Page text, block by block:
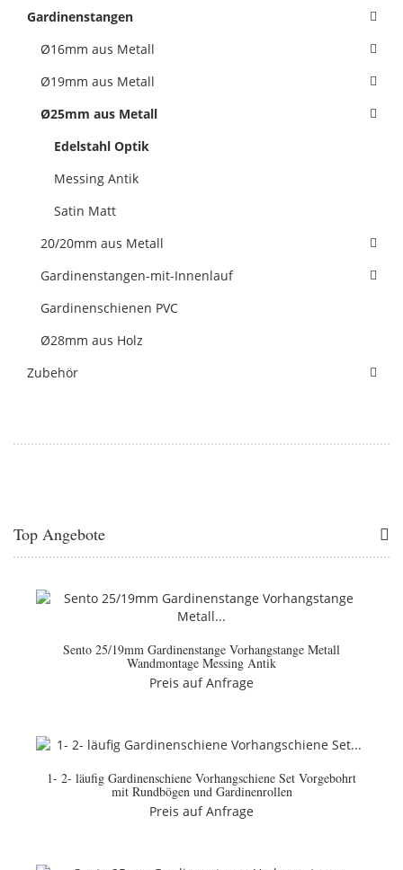
Gardinenstangen
Ø16mm aus Metall
Ø19mm aus Metall
Ø25mm aus Metall
Edelstahl Optik
Messing Antik
Satin Matt
20/20mm aus Metall
Gardinenstangen-mit-Innenlauf
Gardinenschienen PVC
Ø28mm aus Holz
Zubehör
Top Angebote
Sento 25/19mm Gardinenstange Vorhangstange Metall
Wandmontage Messing Antik
Preis auf Anfrage
1- 2- läufig Gardinenschiene Vorhangschiene Set Vorgebohrt
mit Rundbögen und Gardinenrollen
Preis auf Anfrage